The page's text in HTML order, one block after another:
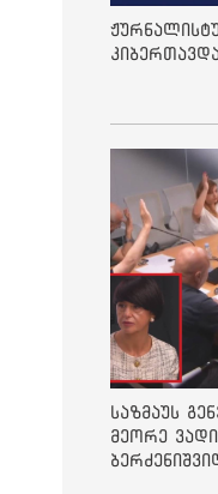
საზმაუს
მეორე